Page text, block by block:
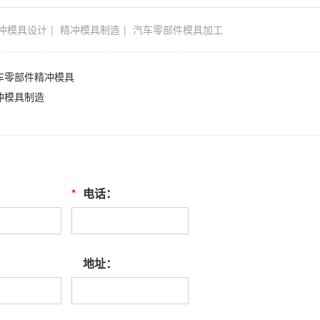
模具设计 精冲模具制造 汽车零部件模具加工
零部件精冲模具
模具制造
* 电话：
地址：